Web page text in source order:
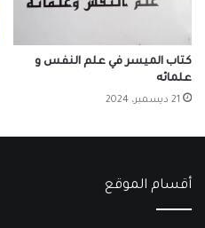
كتاب الميسر في علم النفس و
علمائه
21 ديسمبر، 2024
أقسام الموقع